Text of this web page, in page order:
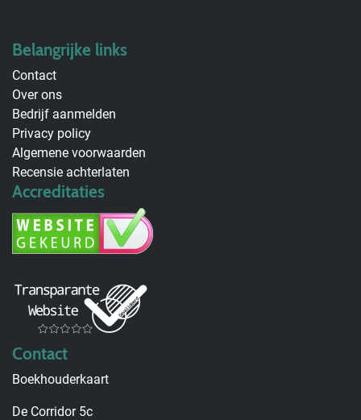
Belangrijke links
Contact
Over ons
Bedrijf aanmelden
Privacy policy
Algemene voorwaarden
Recensie achterlaten
Accreditaties
Contact
Boekhouderkaart
De Corridor 5c